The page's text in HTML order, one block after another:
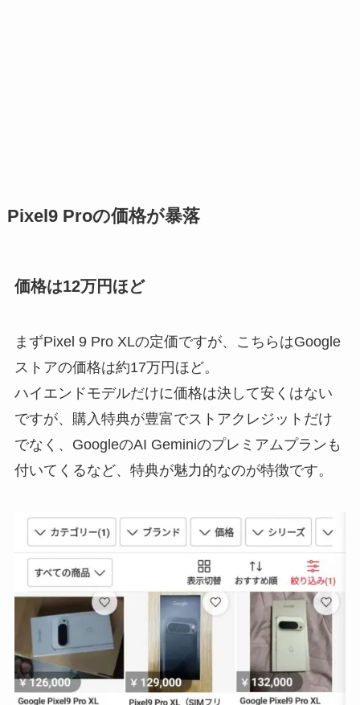
Pixel9 Proの価格が暴落
価格は12万円ほど
まずPixel 9 Pro XLの定価ですが、こちらはGoogle
ストアの価格は約17万円ほど。
ハイエンドモデルだけに価格は決して安くはない
ですが、購入特典が豊富でストアクレジットだけ
でなく、GoogleのAI Geminiのプレミアムプランも
付いてくるなど、特典が魅力的なのが特徴です。